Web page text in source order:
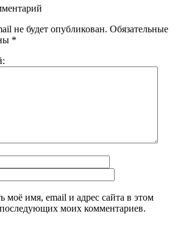
не будет опубликован. Обязательные
*
моё имя, email и адрес сайта в этом
последующих моих комментариев.